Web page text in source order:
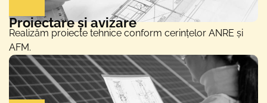
Proiectare și avizare
Realizăm proiecte tehnice conform cerințelor ANRE și
AFM.